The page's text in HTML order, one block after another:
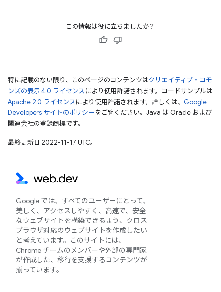
この情報は役に立ちましたか？
特に記載のない限り、このページのコンテンツはクリエイティブ・コモ
ンズの表示 4.0 ライセンスにより使用許諾されます。コードサンプルは
Apache 2.0 ライセンスにより使用許諾されます。詳しくは、 Google
Developers サイトのポリシーをご覧ください。Java は Oracle および
関連会社の登録商標です。
最終更新日 2022-11-17 UTC。
Google では、すべてのユーザーにとって、
美しく、アクセスしやすく、高速で、安全
なウェブサイトを構築できるよう、クロス
ブラウザ対応のウェブサイトを作成したい
と考えています。このサイトには、
Chrome チームのメンバーや外部の専門家
が作成した、移行を支援するコンテンツが
揃っています。